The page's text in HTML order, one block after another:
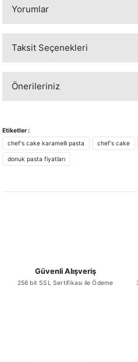
Yorumlar
Taksit Seçenekleri
Önerileriniz
iletebilirsiniz.
Görüş ve önerileriniz için teşekkür
Ürün açıklamasında eksik bilgiler
Etiketler :
chef's cake karamelli pasta
chef's cake
donuk pasta fiyatları
Güvenli Alışveriş
256 bit SSL Sertifikası ile Ödeme